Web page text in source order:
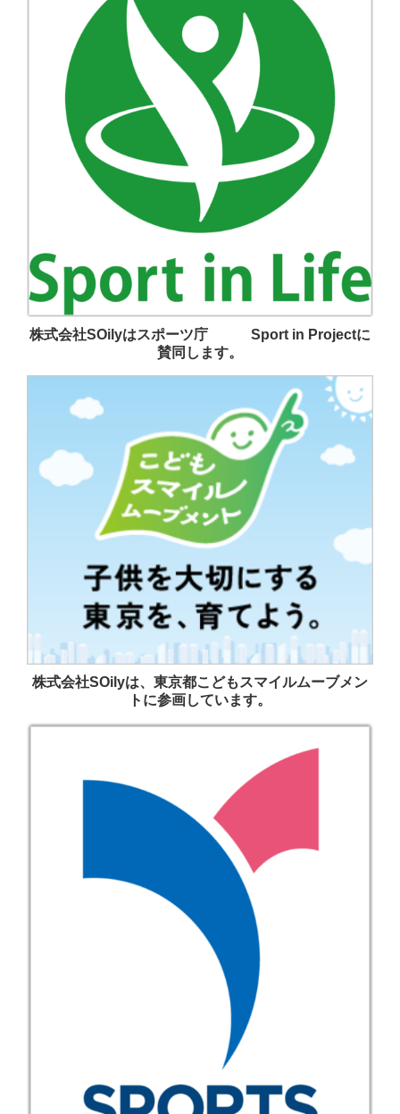
株式会社SOilyはスポーツ庁 Sport in Projectに
賛同します。
株式会社SOilyは、東京都こどもスマイルムーブメン
トに参画しています。